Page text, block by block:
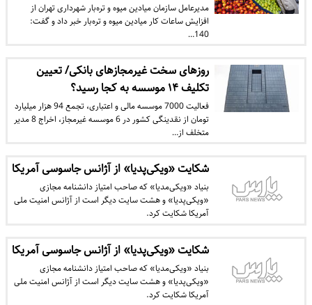
مدیرعامل سازمان میادین میوه و تره‌بار شهرداری تهران از
افزایش ساعات کار میادین میوه و تره‌بار خبر داد و گفت:
140…
روزهای سخت غیرمجازهای بانکی/ تعیین
تکلیف ۱۴ موسسه به کجا رسید؟
فعالیت 7000 موسسه مالی و اعتباری، تجمع 94 هزار میلیارد
تومان از نقدینگی کشور در 6 موسسه غیرمجاز، اخراج 8 مدیر
متخلف از…
شکایت «ویکی‌پدیا» از آژانس جاسوسی آمریکا
بنیاد «ویکی‌مدیا» که صاحب امتیاز دانشنامه مجازی
«ویکی‌پدیا» و هشت سایت دیگر است از آژانس امنیت ملی
آمریکا شکایت کرد.
شکایت «ویکی‌پدیا» از آژانس جاسوسی آمریکا
بنیاد «ویکی‌مدیا» که صاحب امتیاز دانشنامه مجازی
«ویکی‌پدیا» و هشت سایت دیگر است از آژانس امنیت ملی
آمریکا شکایت کرد.